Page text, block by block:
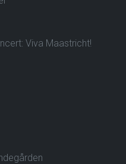
Viva Maastricht!